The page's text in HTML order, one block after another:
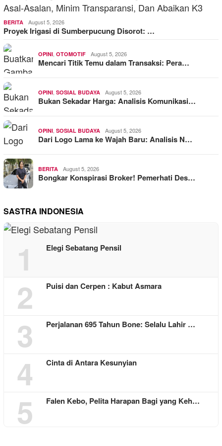
BERITA August 5, 2026
Proyek Irigasi di Sumberpucung Disorot: …
OPINI OTOMOTIF August 5, 2026
Mencari Titik Temu dalam Transaksi: Pera…
OPINI SOSIAL BUDAYA August 5, 2026
Bukan Sekadar Harga: Analisis Komunikasi…
OPINI SOSIAL BUDAYA August 5, 2026
Dari Logo Lama ke Wajah Baru: Analisis N…
BERITA August 5, 2026
Bongkar Konspirasi Broker! Pemerhati Des…
SASTRA INDONESIA
1 Elegi Sebatang Pensil
2 Puisi dan Cerpen : Kabut Asmara
3 Perjalanan 695 Tahun Bone: Selalu Lahir …
4 Cinta di Antara Kesunyian
5 Falen Kebo, Pelita Harapan Bagi yang Keh…